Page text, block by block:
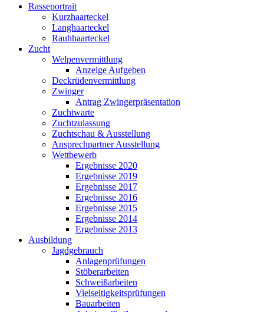
Rasseportrait
Kurzhaarteckel
Langhaarteckel
Rauhhaarteckel
Zucht
Welpenvermittlung
Anzeige Aufgeben
Deckrüdenvermittlung
Zwinger
Antrag Zwingerpräsentation
Zuchtwarte
Zuchtzulassung
Zuchtschau & Ausstellung
Ansprechpartner Ausstellung
Wettbewerb
Ergebnisse 2020
Ergebnisse 2019
Ergebnisse 2017
Ergebnisse 2016
Ergebnisse 2015
Ergebnisse 2014
Ergebnisse 2013
Ausbildung
Jagdgebrauch
Anlagenprüfungen
Stöberarbeiten
Schweißarbeiten
Vielseitigkeitsprüfungen
Bauarbeiten